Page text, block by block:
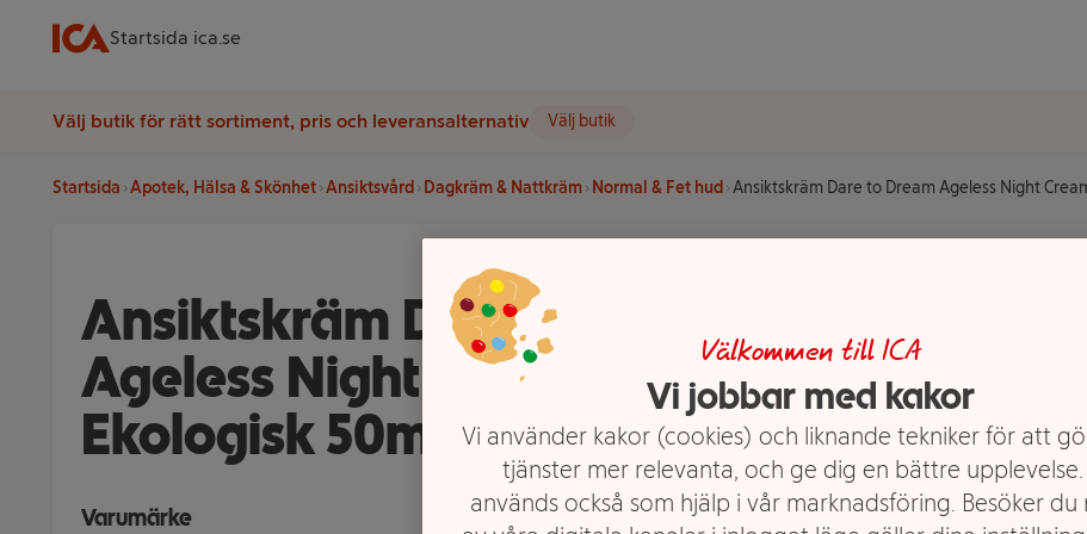
Startsida ica.se
Välj butik för rätt sortiment, pris och leveransalternativ Välj butik
Startsida Apotek, Hälsa & Skönhet Ansiktsvård Dagkräm & Nattkräm Normal & Fet hud Ansiktskräm Dare to Dream Ageless Night
Ansiktskräm Dare to Dream
Ageless Night Cream
Ekologisk 50ml URTEKRAM
Varumärke
Välkommen till ICA
Vi jobbar med kakor
Vi använder kakor (cookies) och liknande tekniker för att
tjänster mer relevanta, och ge dig en bättre upplevelse.
används också som hjälp i vår marknadsföring. Besöker du